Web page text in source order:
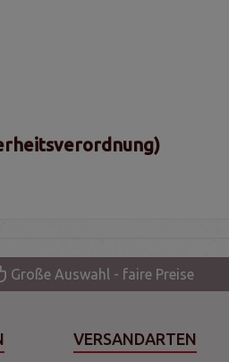
Große Auswahl - faire Preise
VERSANDARTEN